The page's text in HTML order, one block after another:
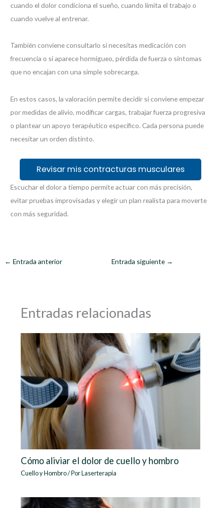
cuando el dolor condiciona el sueño, cuando limita el trabajo o
cuando vuelve al entrenar.
También conviene consultarlo si necesitas medicación con
frecuencia o si aparece hormigueo, pérdida de fuerza o síntomas
que no encajan con una simple sobrecarga.
En estos casos, la valoración permite decidir si conviene empezar
por medidas de alivio, modificar cargas, trabajar fuerza progresiva
o plantear un apoyo terapéutico específico. Cada persona puede
necesitar un orden distinto.
Revisar mis contracturas musculares
Escuchar el dolor a tiempo permite actuar con más precisión,
evitar pruebas improvisadas y elegir un plan realista para moverte
con más seguridad.
← Entrada anterior Entrada siguiente →
Entradas relacionadas
Cómo aliviar el dolor de cuello y hombro
Cuello y Hombro/ PorLaserterapia